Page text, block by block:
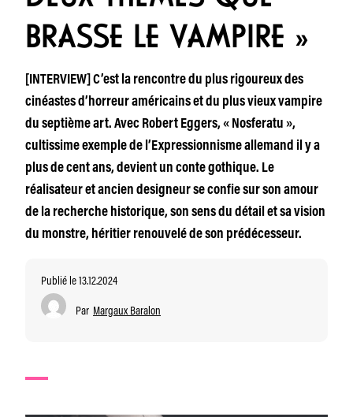
BRASSE LE VAMPIRE »
[INTERVIEW] C’est la rencontre du plus rigoureux des
cinéastes d’horreur américains et du plus vieux vampire
du septième art. Avec Robert Eggers, « Nosferatu »,
cultissime exemple de l’Expressionnisme allemand il y a
plus de cent ans, devient un conte gothique. Le
réalisateur et ancien designeur se confie sur son amour
de la recherche historique, son sens du détail et sa vision
du monstre, héritier renouvelé de son prédécesseur.
Publié le 13.12.2024
Par Margaux Baralon